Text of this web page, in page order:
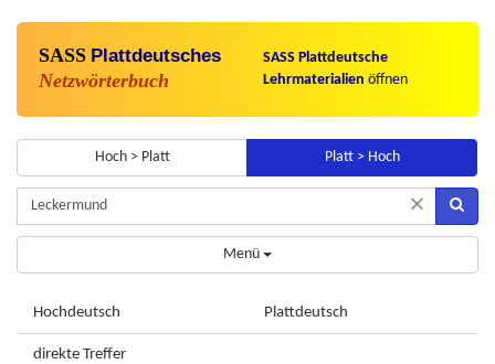
SASS Plattdeutsches
Netzwörterbuch
SASS Plattdeutsche
Lehrmaterialien öffnen
Hoch > Platt Platt > Hoch
×
Menü
Hochdeutsch Plattdeutsch
direkte Treffer